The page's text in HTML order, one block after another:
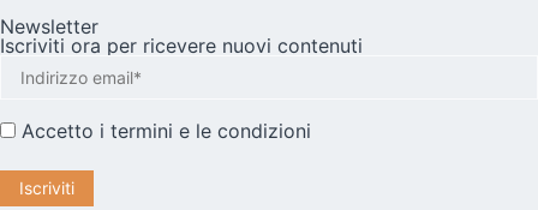
Newsletter
Iscriviti ora per ricevere nuovi contenuti
Accetto i termini e le condizioni